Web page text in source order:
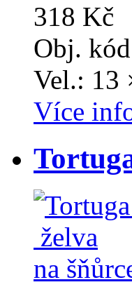
318 Kč
Obj.
Vel.: 13
Více